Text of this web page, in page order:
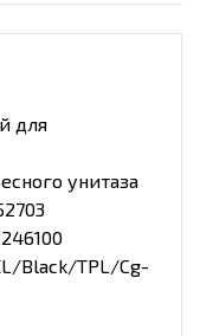
для
унитаза
Black/TPL/Cg-